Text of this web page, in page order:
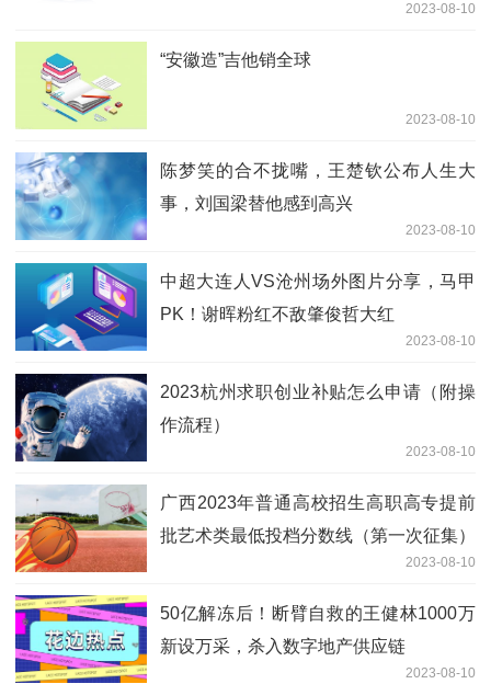
2023-08-10
“安徽造”吉他销全球
2023-08-10
陈梦笑的合不拢嘴，王楚钦公布人生大
事，刘国梁替他感到高兴
2023-08-10
中超大连人VS沧州场外图片分享，马甲
PK！谢晖粉红不敌肇俊哲大红
2023-08-10
2023杭州求职创业补贴怎么申请（附操
作流程）
2023-08-10
广西2023年普通高校招生高职高专提前
批艺术类最低投档分数线（第一次征集）
2023-08-10
50亿解冻后！断臂自救的王健林1000万
新设万采，杀入数字地产供应链
2023-08-10